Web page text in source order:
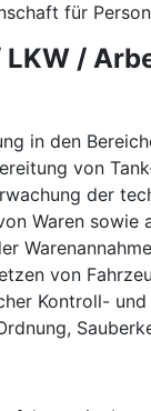
für
LKW /
in den
von
der
Waren
von
Kontroll-